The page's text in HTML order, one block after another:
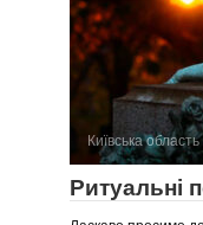
Київська область
Ритуальні